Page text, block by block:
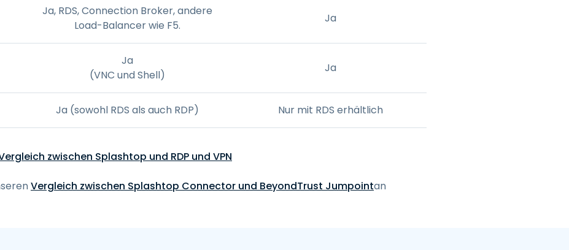
Ja, RDS, Connection Broker, andere
Load-Balancer wie F5.
Ja
Ja
(VNC und Shell)
Ja
Ja (sowohl RDS als auch RDP) Nur mit RDS erhältlich
zwischen Splashtop und RDP und VPN
Vergleich zwischen Splashtop Connector und BeyondTrust Jumpointan